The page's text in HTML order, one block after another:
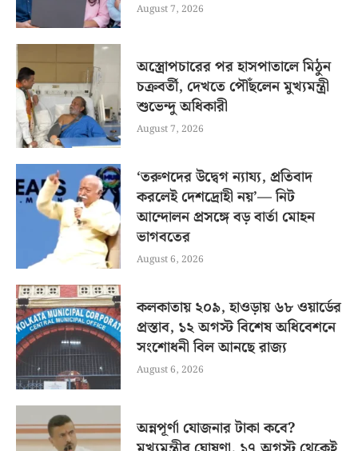
August 7, 2026
অস্ত্রোপচারের পর হাসপাতালে মিঠুন
চক্রবর্তী, দেখতে পৌঁছলেন মুখ্যমন্ত্রী
শুভেন্দু অধিকারী
August 7, 2026
‘তরুণদের উদ্বেগ ন্যায্য, প্রতিবাদ
করলেই দেশদ্রোহী নয়’— নিট
আন্দোলন প্রসঙ্গে বড় বার্তা মোহন
ভাগবতের
August 6, 2026
কলকাতায় ২০৯, হাওড়ায় ৬৮ ওয়ার্ডের
প্রস্তাব, ১২ অগস্ট বিশেষ অধিবেশনে
সংশোধনী বিল আনছে রাজ্য
August 6, 2026
অন্নপূর্ণা যোজনার টাকা কবে?